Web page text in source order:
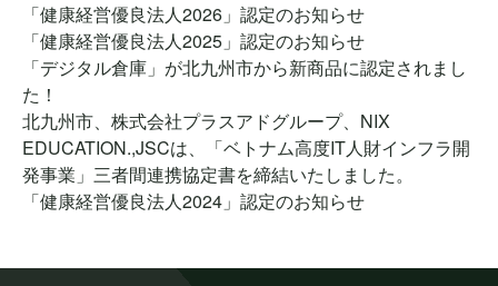
「健康経営優良法人2026」認定のお知らせ
「健康経営優良法人2025」認定のお知らせ
「デジタル倉庫」が北九州市から新商品に認定されまし
た！
北九州市、株式会社プラスアドグループ、NIX
EDUCATION.,JSCは、「ベトナム高度IT人財インフラ開
発事業」三者間連携協定書を締結いたしました。
「健康経営優良法人2024」認定のお知らせ